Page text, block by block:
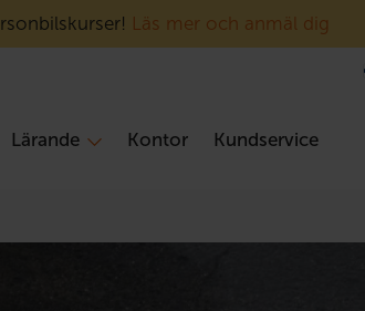
Läs mer och anmäl dig
Lärande Kontor Kundservice